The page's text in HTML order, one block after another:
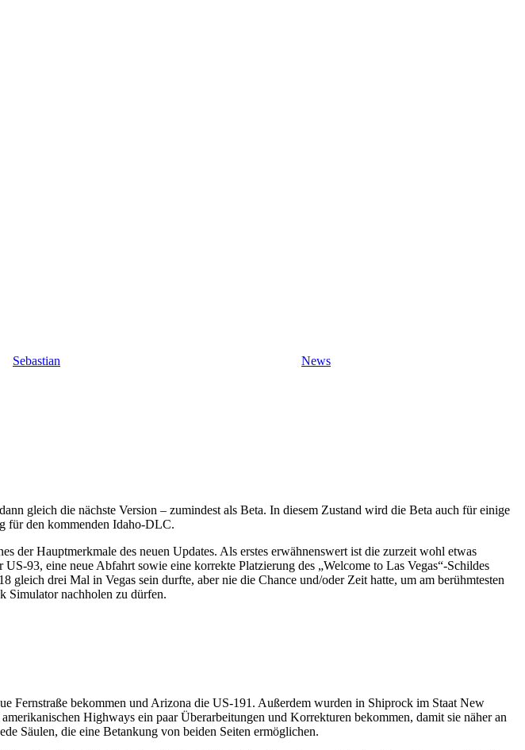
Sebastian News
gleich die nächste Version – zumindest als Beta. In diesem Zustand wird die Beta auch für einige
für den kommenden Idaho-DLC.
der Hauptmerkmale des neuen Updates. Als erstes erwähnenswert ist die zurzeit wohl etwas
93, eine neue Abfahrt sowie eine korrekte Platzierung des „Welcome to Las Vegas“-Schildes
drei Mal in Vegas sein durfte, aber nie die Chance und/oder Zeit hatte, um am berühmtesten
Simulator nachholen zu dürfen.
Fernstraße bekommen und Arizona die US-191. Außerdem wurden in Shiprock im Staat New
Highways ein paar Überarbeitungen und Korrekturen bekommen, damit sie näher an
Säulen, die eine Betankung von beiden Seiten ermöglichen.